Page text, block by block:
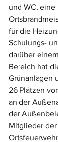
und WC, eine
für die
Schulungs-
darüber
Bereich hat
Grünanlagen
26 Plätzen
an der
der
Mitglieder